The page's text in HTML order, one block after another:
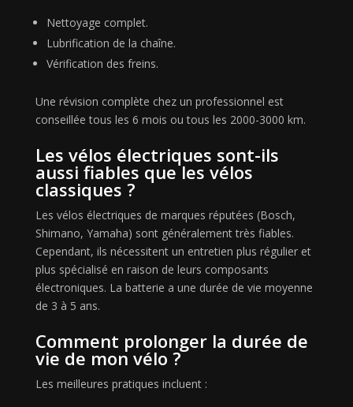
Nettoyage complet.
Lubrification de la chaîne.
Vérification des freins.
Une révision complète chez un professionnel est
conseillée tous les 6 mois ou tous les 2000-3000 km.
Les vélos électriques sont-ils
aussi fiables que les vélos
classiques ?
Les vélos électriques de marques réputées (Bosch,
Shimano, Yamaha) sont généralement très fiables.
Cependant, ils nécessitent un entretien plus régulier et
plus spécialisé en raison de leurs composants
électroniques. La batterie a une durée de vie moyenne
de 3 à 5 ans.
Comment prolonger la durée de
vie de mon vélo ?
Les meilleures pratiques incluent :